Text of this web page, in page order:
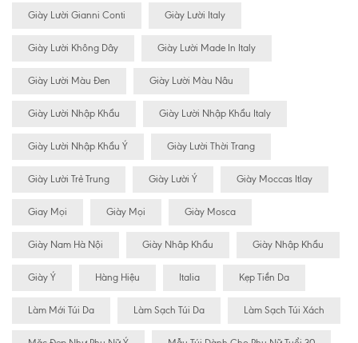
Giày Lười Gianni Conti Giày Lười Italy
Giày Lười Không Dây Giày Lười Made In Italy
Giày Lười Màu Đen Giày Lười Màu Nâu
Giày Lười Nhập Khẩu Giày Lười Nhập Khẩu Italy
Giày Lười Nhập Khẩu Ý Giày Lười Thời Trang
Giày Lười Trẻ Trung Giày Lười Ý Giày Moccas Itlay
Giay Mọi Giày Mọi Giày Mosca
Giày Nam Hà Nội Giày Nhâp Khẩu Giày Nhập Khẩu
Giày Ý Hàng Hiệu Italia Kẹp Tiền Da
Làm Mới Túi Da Làm Sạch Túi Da Làm Sạch Túi Xách